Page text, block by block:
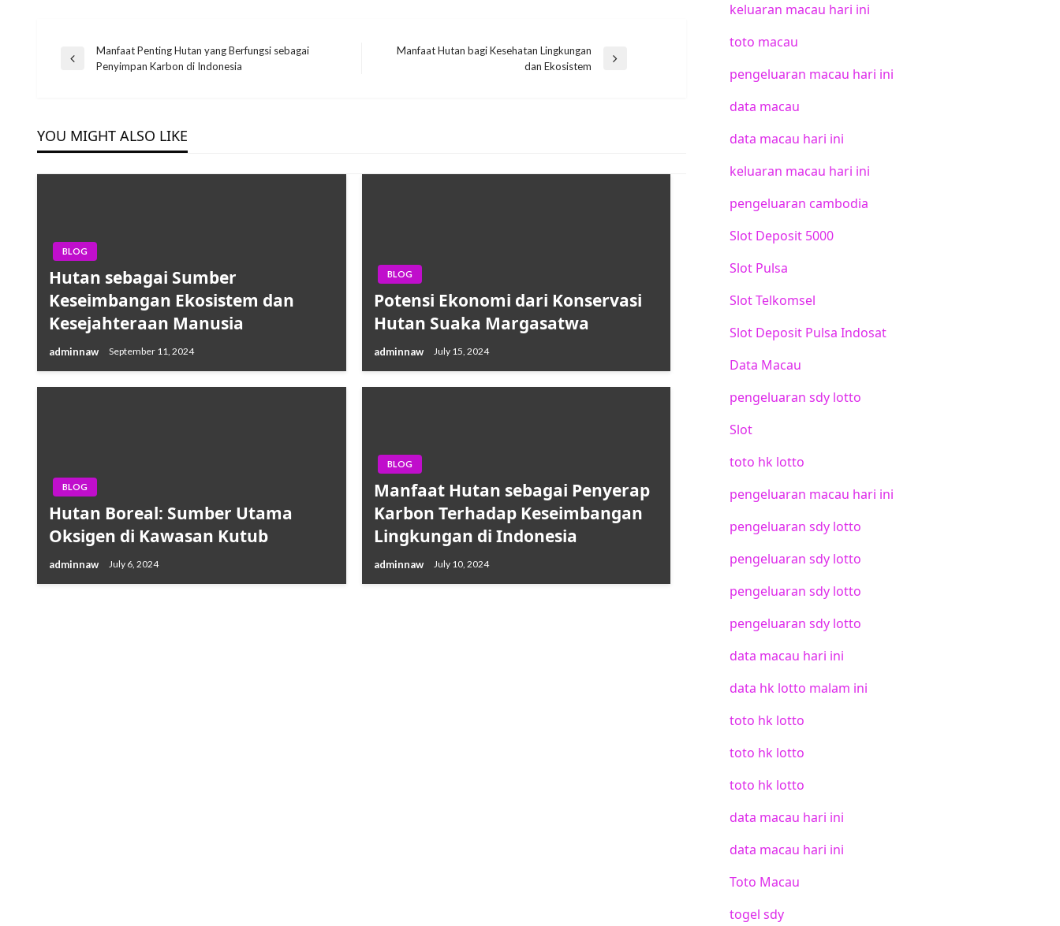
Post
Previous
Manfaat Penting Hutan yang Berfungsi sebagai
Penyimpan Karbon di Indonesia
Manfaat Hutan bagi Kesehatan Lingkungan
dan Ekosistem
YOU MIGHT ALSO LIKE
BLOG
Hutan sebagai Sumber
Keseimbangan Ekosistem dan
Kesejahteraan Manusia
adminnaw September 11, 2024
BLOG
Potensi Ekonomi dari Konservasi
Hutan Suaka Margasatwa
adminnaw July 15, 2024
BLOG
Hutan Boreal: Sumber Utama
Oksigen di Kawasan Kutub
adminnaw July 6, 2024
BLOG
Manfaat Hutan sebagai Penyerap
Karbon Terhadap Keseimbangan
Lingkungan di Indonesia
adminnaw July 10, 2024
keluaran macau hari ini
toto macau
pengeluaran macau hari ini
data macau
data macau hari ini
keluaran macau hari ini
pengeluaran cambodia
Slot Deposit 5000
Slot Pulsa
Slot Telkomsel
Slot Deposit Pulsa Indosat
Data Macau
pengeluaran sdy lotto
Slot
toto hk lotto
pengeluaran macau hari ini
pengeluaran sdy lotto
pengeluaran sdy lotto
pengeluaran sdy lotto
pengeluaran sdy lotto
data macau hari ini
data hk lotto malam ini
toto hk lotto
toto hk lotto
toto hk lotto
data macau hari ini
data macau hari ini
Toto Macau
togel sdy